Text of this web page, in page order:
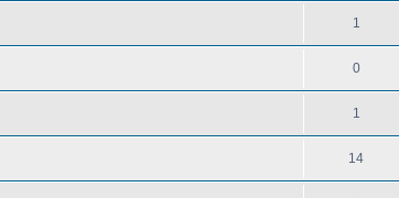
1
0
1
14